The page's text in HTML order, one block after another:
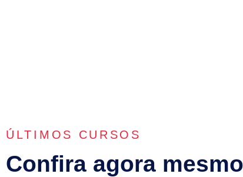
ÚLTIMOS CURSOS
Confira agora